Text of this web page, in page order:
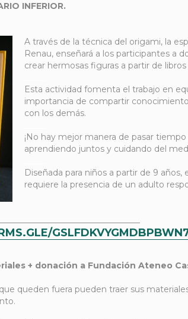
INFERIOR.
A través de la técnica del origami, la
Renau, enseñará a los participantes a
crear hermosas figuras a partir de libros
Esta actividad fomenta el trabajo en
importancia de compartir
con los demás.
¡No hay mejor manera de pasar
aprendiendo juntos y cuidando del
Diseñada para niños a partir de 9 años,
requiere la presencia de un adulto
+ donación a Fundación Ateneo
queden fuera pueden traer sus